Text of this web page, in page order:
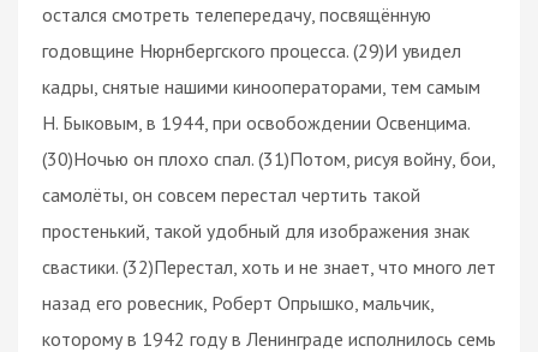
остался смотреть телепередачу, посвящённую
годовщине Нюрнбергского процесса. (29)И увидел
кадры, снятые нашими кинооператорами, тем самым
Н. Быковым, в 1944, при освобождении Освенцима.
(30)Ночью он плохо спал. (31)Потом, рисуя войну, бои,
самолёты, он совсем перестал чертить такой
простенький, такой удобный для изображения знак
свастики. (32)Перестал, хоть и не знает, что много лет
назад его ровесник, Роберт Опрышко, мальчик,
которому в 1942 году в Ленинграде исполнилось семь